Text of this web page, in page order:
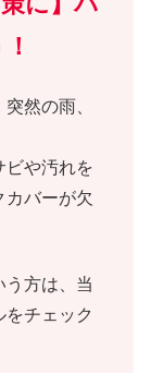
然の雨、
ビや汚れを
カバーが欠
方は、当
チェック